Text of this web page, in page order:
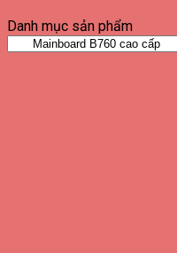
Danh mục sản phẩm